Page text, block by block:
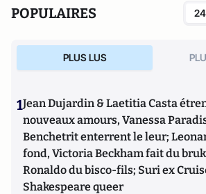
POPULAIRES
PLUS LUS
1Jean Dujardin & Laetitia Casta
nouveaux amours, Vanessa
Benchetrit enterrent le leur;
fond, Victoria Beckham fait du
Ronaldo du bisco-fils; Suri ex
Shakespeare queer